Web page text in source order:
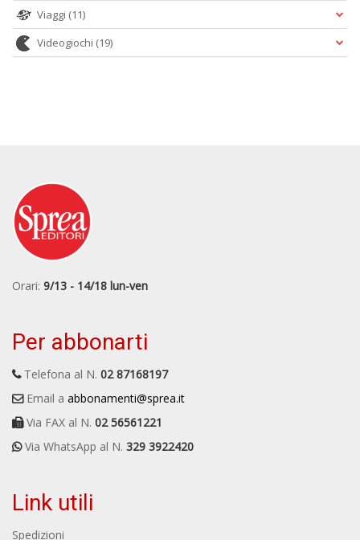
Viaggi (11)
Videogiochi (19)
Orari: 9/13 - 14/18 lun-ven
Per abbonarti
Telefona al N. 02 87168197
Email a abbonamenti@sprea.it
Via FAX al N. 02 56561221
Via WhatsApp al N. 329 3922420
Link utili
Spedizioni